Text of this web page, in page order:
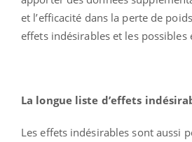
et l’efficacité dans la perte de
effets indésirables et les possibles
La longue liste d’effets
Les effets indésirables sont aussi